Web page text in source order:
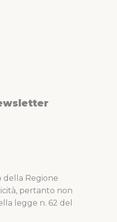
della Regione
pertanto non
legge n. 62 del